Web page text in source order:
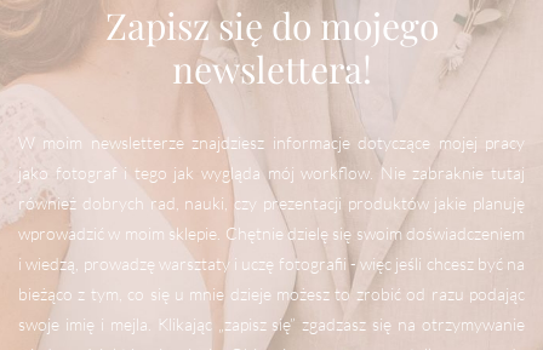
Zapisz się do mojego
newslettera!
W moim newsletterze znajdziesz informacje dotyczące mojej pracy
jako fotograf i tego jak wygląda mój workflow. Nie zabraknie tutaj
również dobrych rad, nauki, czy prezentacji produktów jakie planuję
wprowadzić w moim sklepie. Chętnie dzielę się swoim doświadczeniem
i wiedzą, prowadzę warsztaty i uczę fotografii - więc jeśli chcesz być na
bieżąco z tym, co się u mnie dzieje możesz to zrobić od razu podając
swoje imię i mejla. Klikając „zapisz się” zgadzasz się na otrzymywanie